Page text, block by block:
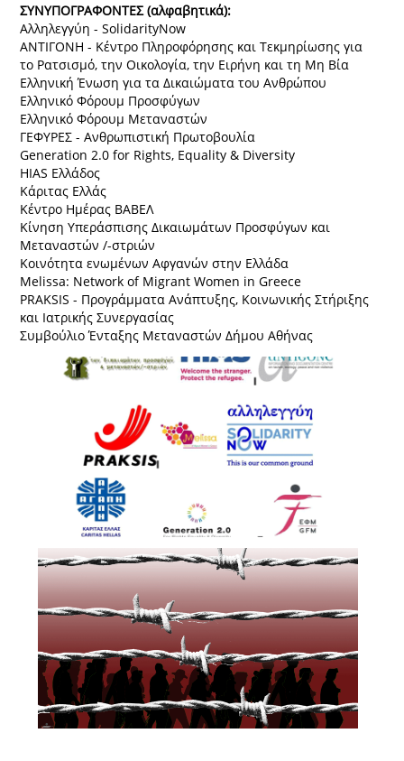
ΣΥΝΥΠΟΓΡΑΦΟΝΤΕΣ (αλφαβητικά):
Αλληλεγγύη - SolidarityNow
ΑΝΤΙΓΟΝΗ - Κέντρο Πληροφόρησης και Τεκμηρίωσης για
το Ρατσισμό, την Οικολογία, την Ειρήνη και τη Μη Βία
Ελληνική Ένωση για τα Δικαιώματα του Ανθρώπου
Ελληνικό Φόρουμ Προσφύγων
Ελληνικό Φόρουμ Μεταναστών
ΓΕΦΥΡΕΣ - Ανθρωπιστική Πρωτοβουλία
Generation 2.0 for Rights, Equality & Diversity
HIAS Ελλάδος
Κάριτας Ελλάς
Κέντρο Ημέρας ΒΑΒΕΛ
Κίνηση Υπεράσπισης Δικαιωμάτων Προσφύγων και
Μεταναστών /-στριών
Κοινότητα ενωμένων Αφγανών στην Ελλάδα
Melissa: Network of Migrant Women in Greece
PRAKSIS - Προγράμματα Ανάπτυξης, Κοινωνικής Στήριξης
και Ιατρικής Συνεργασίας
Συμβούλιο Ένταξης Μεταναστών Δήμου Αθήνας